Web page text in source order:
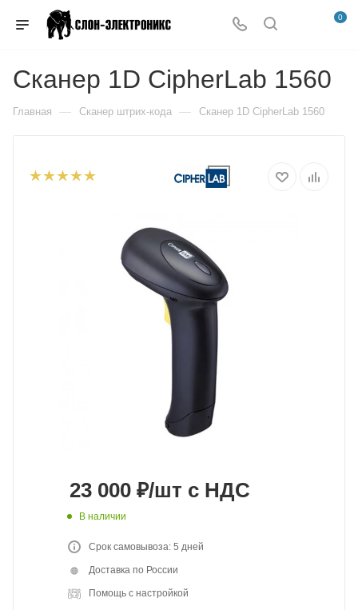
0
Сканер 1D CipherLab 1560
Главная — Сканер штрих-кода — Сканер 1D CipherLab 1560
23 000 ₽/шт с НДС
В наличии
Срок самовывоза: 5 дней
Доставка по России
Помощь с настройкой